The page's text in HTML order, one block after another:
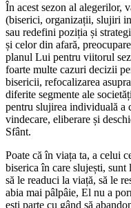
În acest sezon al alegerilor,
(biserici, organizații, slujiri
sau redefini poziția și
și celor din afară,
planul Lui pentru viitorul
foarte multe cazuri decizii
bisericii, refocalizarea
diferite segmente ale
pentru slujirea individuală a
vindecare, eliberare și
Sfânt.
Poate că în viața ta, a celui
biserica în care slujești,
să le readuci la viață, să le
abia mai pâlpâie, El nu a
ești parte cu gând să